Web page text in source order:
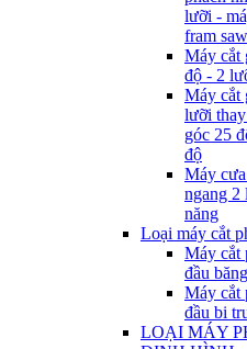
lưỡi -
fram saw
Máy cắt
độ - 2
Máy cắt
lưỡi
góc 25
độ
Máy
ngang 2
năng
Loại máy cắt
Máy cắt
đầu
Máy cắt
đầu bi
LOẠI MÁY